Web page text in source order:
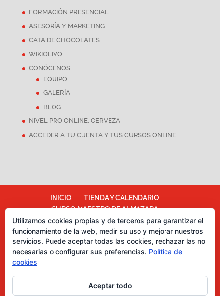
FORMACIÓN PRESENCIAL
ASESORÍA Y MARKETING
CATA DE CHOCOLATES
WIKIOLIVO
CONÓCENOS
EQUIPO
GALERÍA
BLOG
NIVEL PRO ONLINE. CERVEZA
ACCEDER A TU CUENTA Y TUS CURSOS ONLINE
INICIO
TIENDA Y CALENDARIO
CURSO MAESTRO DE ALMAZARA
ALMAZARA ESCUELA
TÉRMINOS Y CONDICIONES
Más información sobre las cookies
Política de cookies
CATA DE CHOCOLATES
ASESORÍA Y MARKETING
CURSOS CATA DE ACEITES DE OLIVA
Utilizamos cookies propias y de terceros para garantizar el
funcionamiento de la web, medir su uso y mejorar nuestros
servicios. Puede aceptar todas las cookies, rechazar las no
necesarias o configurar sus preferencias. Política de
cookies
Aceptar todo